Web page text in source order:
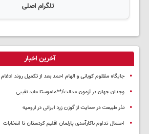
تلگرام اصلی
آخرین اخبار
جایگاه مظلوم کوبانی و الهام احمد بعد از تکمیل روند ادغام
وجدان جهان در آزمون عدالت/**ماموستا عابد نقیبی
نذر طبیعت در حمایت از گوزن زرد ایرانی در ارومیه
احتمال تداوم ناکارآمدی پارلمان اقلیم کردستان تا انتخابات